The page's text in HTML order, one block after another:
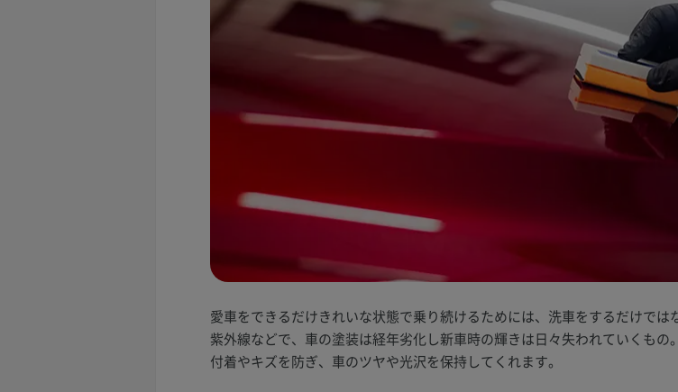
愛車をできるだけきれいな状態で乗り続けるためには、洗車をするだけで
紫外線などで、車の塗装は経年劣化し新車時の輝きは日々失われていくも
付着やキズを防ぎ、車のツヤや光沢を保持してくれます。